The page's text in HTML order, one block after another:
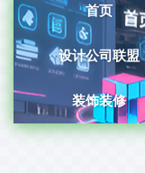
首页
设计公司联盟
装饰装修